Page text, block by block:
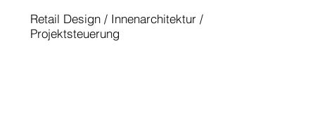
Retail Design / Innenarchitektur /
Projektsteuerung